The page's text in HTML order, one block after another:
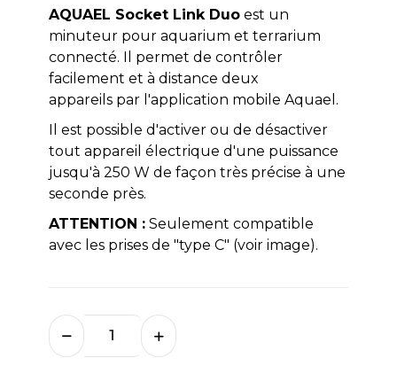
AQUAEL Socket Link Duoest un
minuteur pour aquarium et terrarium
connecté. Il permet de contrôler
facilement et à distance deux
appareils par l'application mobile Aquael.
Il est possible d'activer ou de désactiver
tout appareil électrique d'une puissance
jusqu'à 250 W de façon très précise à une
seconde près.
ATTENTION :Seulement compatible
avec les prises de "type C" (voir image).